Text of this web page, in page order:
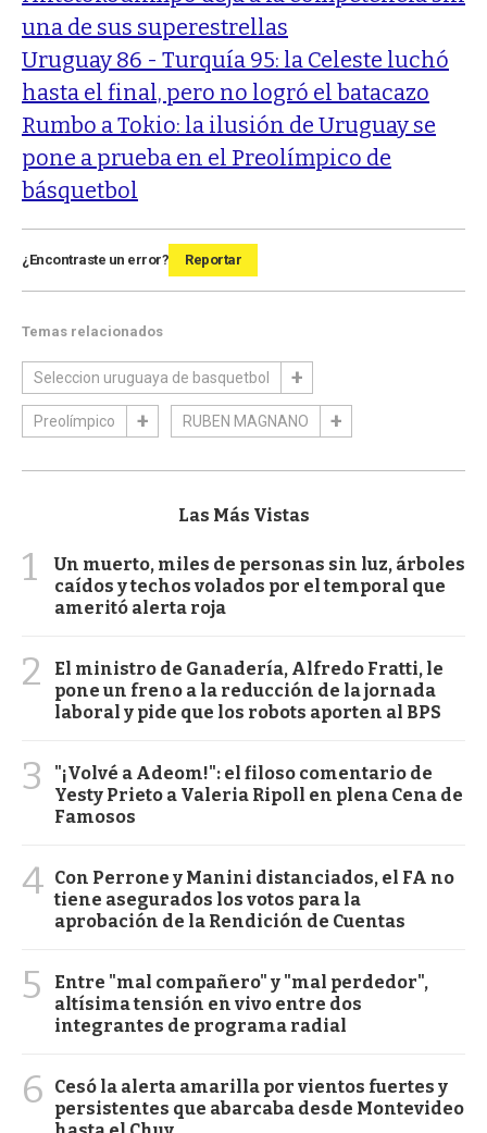
una de sus superestrellas
Uruguay 86 - Turquía 95: la Celeste luchó
hasta el final, pero no logró el batacazo
Rumbo a Tokio: la ilusión de Uruguay se
pone a prueba en el Preolímpico de
básquetbol
¿Encontraste un error? Reportar
Temas relacionados
Seleccion uruguaya de basquetbol
Preolímpico RUBEN MAGNANO
Las Más Vistas
1
Un muerto, miles de personas sin luz, árboles
caídos y techos volados por el temporal que
ameritó alerta roja
2
El ministro de Ganadería, Alfredo Fratti, le
pone un freno a la reducción de la jornada
laboral y pide que los robots aporten al BPS
3
"¡Volvé a Adeom!": el filoso comentario de
Yesty Prieto a Valeria Ripoll en plena Cena de
Famosos
4 Con Perrone y Manini distanciados, el FA no
tiene asegurados los votos para la
aprobación de la Rendición de Cuentas
5
Entre "mal compañero" y "mal perdedor",
altísima tensión en vivo entre dos
integrantes de programa radial
6
Cesó la alerta amarilla por vientos fuertes y
persistentes que abarcaba desde Montevideo